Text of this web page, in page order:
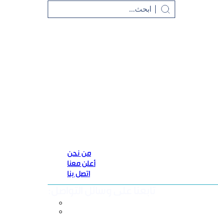
من نحن
أعلن معنا
اتصل بنا